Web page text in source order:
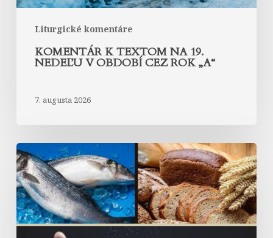
Liturgické komentáre
„A“
KOMENTÁR K TEXTOM NA 19.
NEDEĽU V OBDOBÍ CEZ ROK „A“
7. augusta 2026
Komentár
k
textom
na
18.
nedeľu